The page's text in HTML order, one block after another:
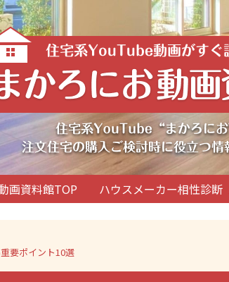
画資料館TOP ハウスメーカー相性診断
要ポイント10選